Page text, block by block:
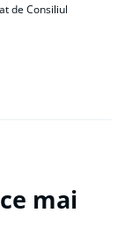
de Consiliul
mai